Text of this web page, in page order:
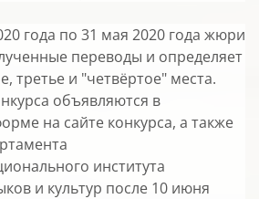
года по 31 мая 2020 года жюри
переводы и определяет
третье и "четвёртое" места.
объявляются в
на сайте конкурса, а также
института
и культур после 10 июня